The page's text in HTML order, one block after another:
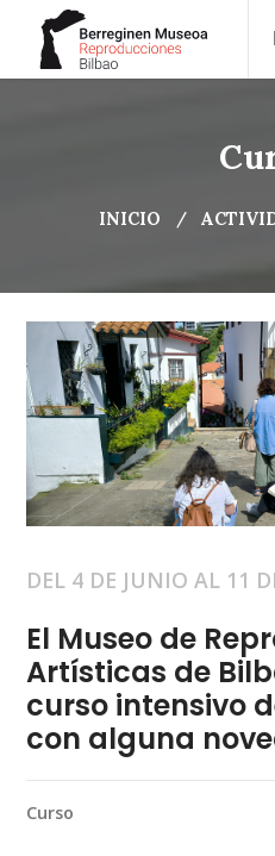
INICIO
DEL 4 DE JUNIO AL 11
El Museo de
Artísticas de
curso intensivo
con alguna
Curso